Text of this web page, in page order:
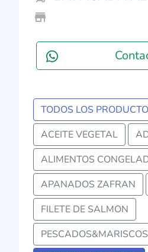
store_mall_directory
TODOS LOS
ACEITE VEGETAL
ALIMENTOS
APANADOS ZAFRAN
FILETE DE SALMON
PESCADOS&MARISCOS